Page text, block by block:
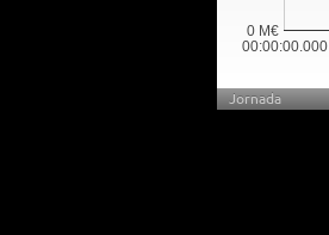
00:00:00.000
0 M€
Jornada